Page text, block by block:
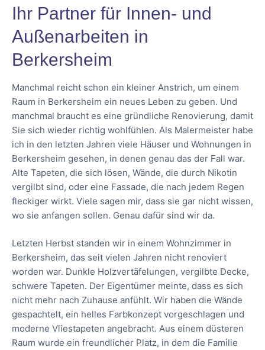
Ihr Partner für Innen- und
Außenarbeiten in
Berkersheim
Manchmal reicht schon ein kleiner Anstrich, um einem
Raum in Berkersheim ein neues Leben zu geben. Und
manchmal braucht es eine gründliche Renovierung, damit
Sie sich wieder richtig wohlfühlen. Als Malermeister habe
ich in den letzten Jahren viele Häuser und Wohnungen in
Berkersheim gesehen, in denen genau das der Fall war.
Alte Tapeten, die sich lösen, Wände, die durch Nikotin
vergilbt sind, oder eine Fassade, die nach jedem Regen
fleckiger wirkt. Viele sagen mir, dass sie gar nicht wissen,
wo sie anfangen sollen. Genau dafür sind wir da.
Letzten Herbst standen wir in einem Wohnzimmer in
Berkersheim, das seit vielen Jahren nicht renoviert
worden war. Dunkle Holzvertäfelungen, vergilbte Decke,
schwere Tapeten. Der Eigentümer meinte, dass es sich
nicht mehr nach Zuhause anfühlt. Wir haben die Wände
gespachtelt, ein helles Farbkonzept vorgeschlagen und
moderne Vliestapeten angebracht. Aus einem düsteren
Raum wurde ein freundlicher Platz, in dem die Familie